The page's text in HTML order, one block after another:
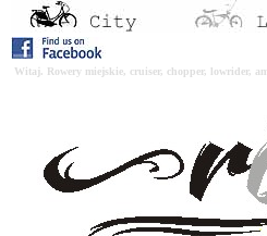
Witaj. Rowery miejskie, cruiser, chopper, lowrider,